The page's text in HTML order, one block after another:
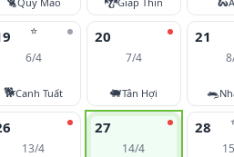
⭐
6/4
🐕Canh Tuất
20
7/4
🐖Tân Hợi
21
🐀
13/4
27
14/4
28